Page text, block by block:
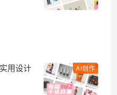
AI创作
用设计